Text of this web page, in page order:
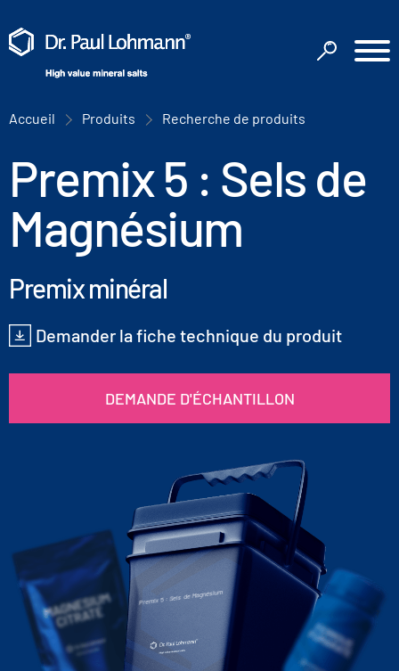
Accueil Produits Recherche de produits
Premix 5 : Sels de
Magnésium
Premix minéral
Demander la fiche technique du produit
DEMANDE D'ÉCHANTILLON
Premix 5 : Sels de Magnésium